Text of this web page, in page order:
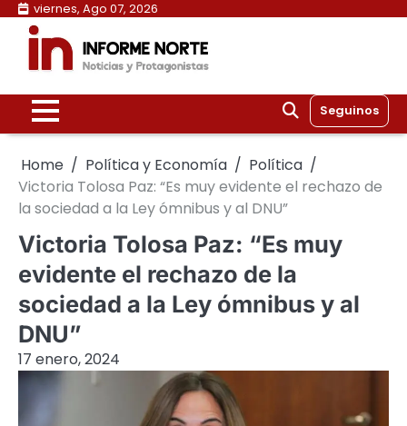
Skip
content
viernes, Ago 07, 2026
Seguinos
Home Política y Economía
Política
Victoria Tolosa Paz: “Es muy evidente el rechazo de
la sociedad a la Ley ómnibus y al DNU”
Victoria Tolosa Paz: “Es muy
evidente el rechazo de la
sociedad a la Ley ómnibus y al
DNU”
17 enero, 2024